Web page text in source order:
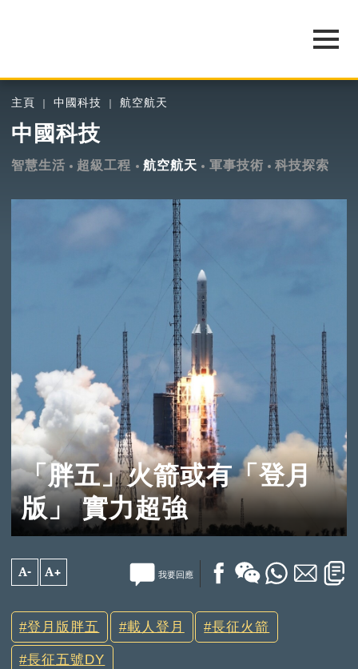
主頁 中國科技 航空航天
中國科技
智慧生活 超級工程 航空航天 軍事技術 科技探索
「胖五」火箭或有「登月
版」 實力超強
A- A+ 我要回應
登月版胖五 載人登月 長征火箭
長征五號DY